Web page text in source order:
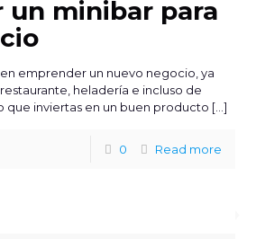
un minibar para
emprender un nuevo negocio, ya
heladería e incluso de
que inviertas en un buen producto […]
0 Read more